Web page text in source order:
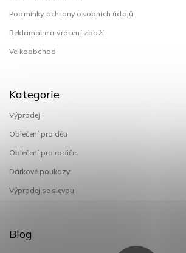
Podmínky ochrany osobních údajů
Reklamace a vrácení zboží
Velkoobchod
Kategorie
Výprodej
Oblečení pro děti
Oblečení pro rodiče
Dárkové poukazy
Výprodej se slevou
Blog